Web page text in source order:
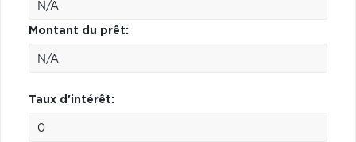
Montant du prêt:
Taux d'intérêt: